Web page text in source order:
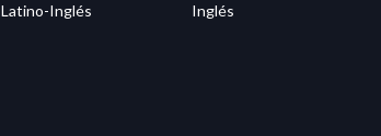
Latino-Inglés Inglés